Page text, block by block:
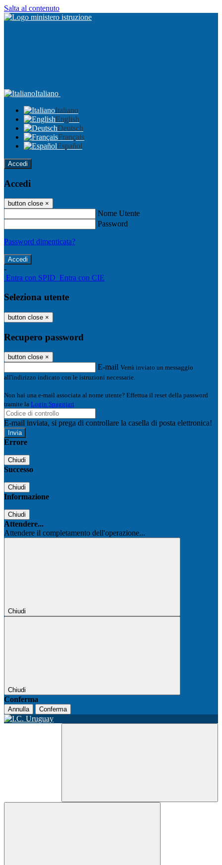
Salta al contenuto
Italiano
Italiano
English
Deutsch
Français
Español
Accedi
Accedi
button close ×
Nome Utente
Password
Password dimenticata?
-
Entra con SPID Entra con CIE
Seleziona utente
button close ×
Recupero password
button close ×
E-mail Verrà inviato un messaggio
all'indirizzo indicato con le istruzioni necessarie.
Non hai una e-mail associata al nome utente? Effettua il reset della password
tramite la Login Spaggiari
E-mail inviata, si prega di controllare la casella di posta elettronica!
Errore
Chiudi
Successo
Chiudi
Informazione
Chiudi
Attendere...
Attendere il completamento dell'operazione...
Chiudi
Chiudi
Conferma
Annulla Conferma